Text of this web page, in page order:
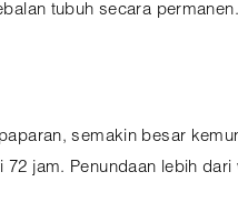
tubuh secara permanen.
semakin besar
jam. Penundaan lebih